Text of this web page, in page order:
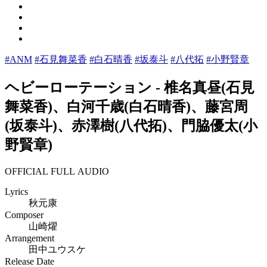
#ANM #石見舞菜香 #白石晴香 #坂泰斗 #八代拓 #小野賢章
ヘビーローテーション - 椎名真昼(石見
舞菜香)、白河千歳(白石晴香)、藤宮周
(坂泰斗)、赤澤樹(八代拓)、門脇優太(小
野賢章)
OFFICIAL FULL AUDIO
Lyrics
秋元康
Composer
山崎燿
Arrangement
田中ユウスケ
Release Date